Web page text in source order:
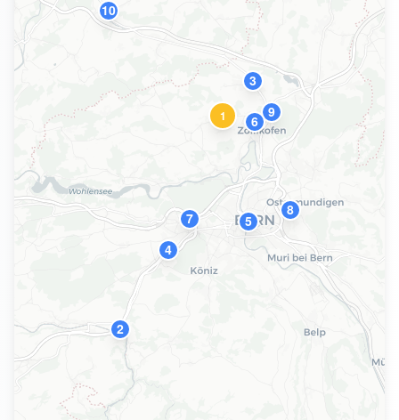
1
2
3
4
5
6
7 8
9
10